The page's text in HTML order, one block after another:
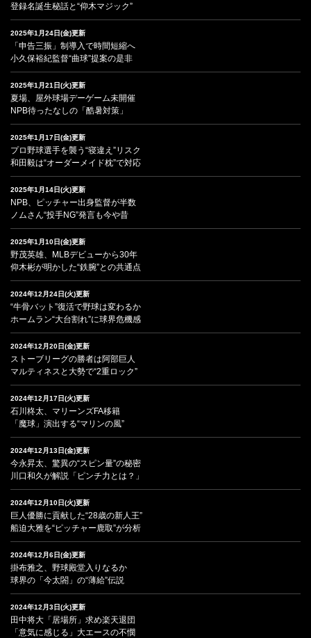
登録名誕生秘話と“仰木マジック”
2025年1月24日(金)更新
「申告三振」制導入で時間短縮へ
小久保裕紀監督“曲球”提案の是非
2025年1月21日(火)更新
夏場、屋外球場デーゲーム未開催
NPB待ったなしの「酷暑対策」
2025年1月17日(金)更新
プロ野球選手を襲う“寝違え”リスク
和田毅は“オーダーメイド枕”で対応
2025年1月14日(火)更新
NPB、ピッチャー出身監督が半数
ノムさん“投手NG”発言も今や昔
2025年1月10日(金)更新
野茂英雄、MLBデビューから30年
仰木彬が明かした“鉄腕”との共通点
2024年12月24日(火)更新
“牛骨バット”復活で野球は変わるか
ホームラン“大台割れ”に球界危機感
2024年12月20日(金)更新
ストーブリーグの勝者は阿部巨人
マルティネスと大勢で“2重ロック”
2024年12月17日(火)更新
石川柊太、マリーンズFA移籍
「魔球」演出する“マリンの風”
2024年12月13日(金)更新
今永昇太、驚異の“スピン量”の秘密
川口和久が解説「ピンチ力とは？」
2024年12月10日(火)更新
巨人優勝に貢献した“28歳の新人王”
船迫大雅を“ピッチャー鹿取”が分析
2024年12月6日(金)更新
掛布雅之、野球殿堂入りなるか
球界の「今太閤」の“薄給”伝説
2024年12月3日(火)更新
田中将大「居場所」求め楽天退団
「意気に感じる」大エースの不憫